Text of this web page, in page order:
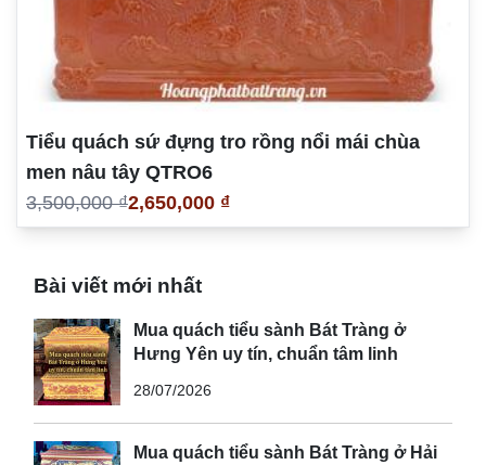
Tiểu quách sứ đựng tro rồng nổi mái chùa
men nâu tây QTRO6
3,500,000 ₫2,650,000 ₫
Bài viết mới nhất
Mua quách tiểu sành Bát Tràng ở
Hưng Yên uy tín, chuẩn tâm linh
28/07/2026
Mua quách tiểu sành Bát Tràng ở Hải